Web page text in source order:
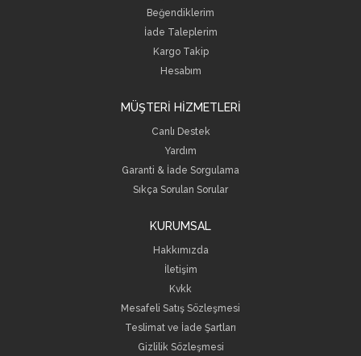
Beğendiklerim
İade Taleplerim
Kargo Takip
Hesabım
MÜŞTERİ HİZMETLERİ
Canlı Destek
Yardım
Garanti & İade Sorgulama
Sıkça Sorulan Sorular
KURUMSAL
Hakkımızda
İletişim
Kvkk
Mesafeli Satış Sözleşmesi
Teslimat ve İade Şartları
Gizlilik Sözleşmesi